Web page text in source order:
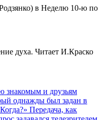
в Неделю 10-ю по
духа. Читает И.Краско
знакомым и друзьям
однажды был задан в
Передача, как